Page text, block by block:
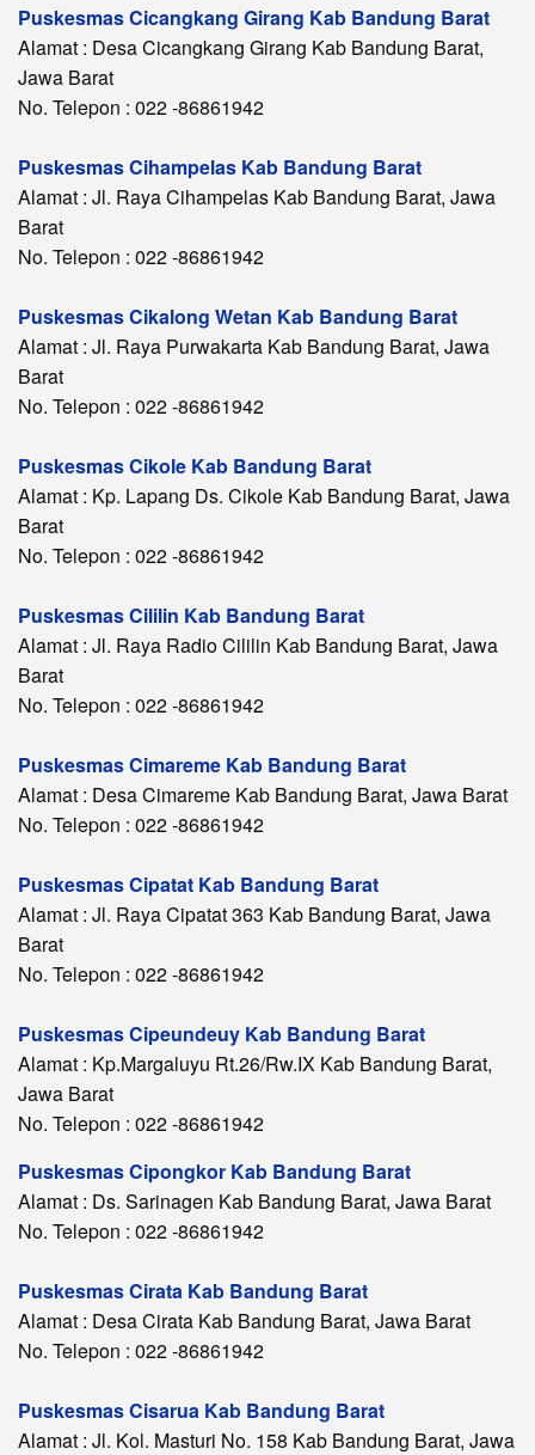
Puskesmas Cicangkang Girang Kab Bandung Barat
Alamat : Desa Cicangkang Girang Kab Bandung Barat,
Jawa Barat
No. Telepon : 022 -86861942
Puskesmas Cihampelas Kab Bandung Barat
Alamat : Jl. Raya Cihampelas Kab Bandung Barat, Jawa
Barat
No. Telepon : 022 -86861942
Puskesmas Cikalong Wetan Kab Bandung Barat
Alamat : Jl. Raya Purwakarta Kab Bandung Barat, Jawa
Barat
No. Telepon : 022 -86861942
Puskesmas Cikole Kab Bandung Barat
Alamat : Kp. Lapang Ds. Cikole Kab Bandung Barat, Jawa
Barat
No. Telepon : 022 -86861942
Puskesmas Cililin Kab Bandung Barat
Alamat : Jl. Raya Radio Cililin Kab Bandung Barat, Jawa
Barat
No. Telepon : 022 -86861942
Puskesmas Cimareme Kab Bandung Barat
Alamat : Desa Cimareme Kab Bandung Barat, Jawa Barat
No. Telepon : 022 -86861942
Puskesmas Cipatat Kab Bandung Barat
Alamat : Jl. Raya Cipatat 363 Kab Bandung Barat, Jawa
Barat
No. Telepon : 022 -86861942
Puskesmas Cipeundeuy Kab Bandung Barat
Alamat : Kp.Margaluyu Rt.26/Rw.IX Kab Bandung Barat,
Jawa Barat
No. Telepon : 022 -86861942
Puskesmas Cipongkor Kab Bandung Barat
Alamat : Ds. Sarinagen Kab Bandung Barat, Jawa Barat
No. Telepon : 022 -86861942
Puskesmas Cirata Kab Bandung Barat
Alamat : Desa Cirata Kab Bandung Barat, Jawa Barat
No. Telepon : 022 -86861942
Puskesmas Cisarua Kab Bandung Barat
Alamat : Jl. Kol. Masturi No. 158 Kab Bandung Barat, Jawa